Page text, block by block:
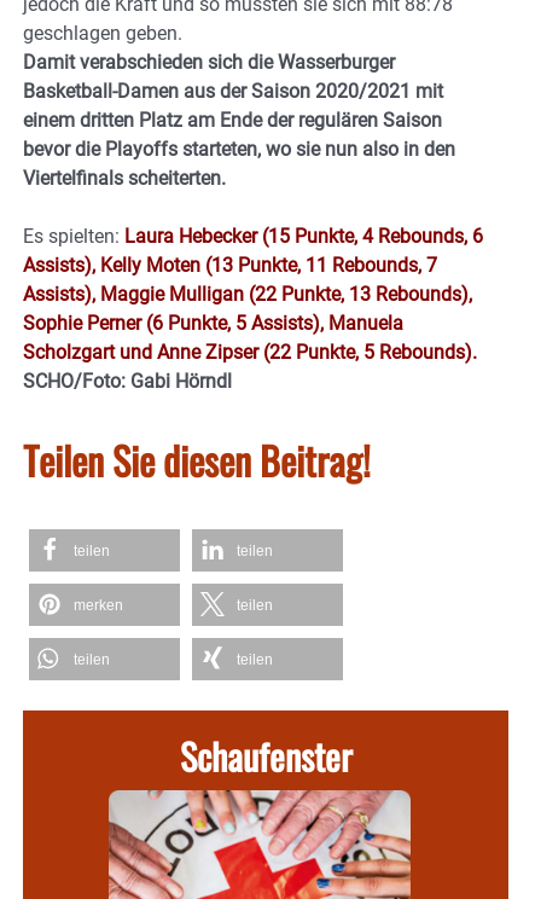
geschlagen geben.
Damit verabschieden sich die Wasserburger
Basketball-Damen aus der Saison 2020/2021 mit
einem dritten Platz am Ende der regulären Saison
bevor die Playoffs starteten, wo sie nun also in den
Viertelfinals scheiterten.
Es spielten: Laura Hebecker (15 Punkte, 4 Rebounds, 6
Assists), Kelly Moten (13 Punkte, 11 Rebounds, 7
Assists), Maggie Mulligan (22 Punkte, 13 Rebounds),
Sophie Perner (6 Punkte, 5 Assists), Manuela
Scholzgart und Anne Zipser (22 Punkte, 5 Rebounds).
SCHO/Foto: Gabi Hörndl
Teilen Sie diesen Beitrag!
teilen teilen
merken teilen
teilen teilen
Schaufenster